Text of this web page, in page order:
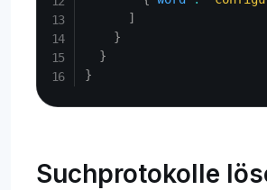
]
}
}
}
Suchprotokolle